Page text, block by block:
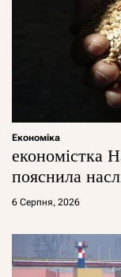
Економіка
економістка
пояснила
6 Серпня, 2026